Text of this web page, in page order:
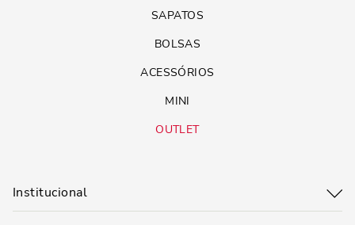
SAPATOS
BOLSAS
ACESSÓRIOS
MINI
OUTLET
Institucional